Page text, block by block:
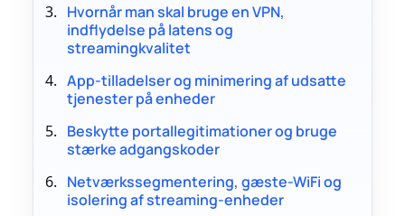
Hvornår man skal bruge en VPN,
indflydelse på latens og
streamingkvalitet
App-tilladelser og minimering af udsatte
tjenester på enheder
Beskytte portallegitimationer og bruge
stærke adgangskoder
Netværkssegmentering, gæste-WiFi og
isolering af streaming-enheder